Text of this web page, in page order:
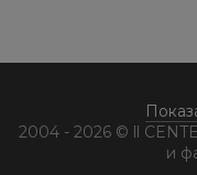
2004 - 2026 © ll
и